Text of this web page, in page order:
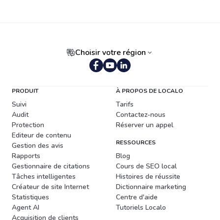
Choisir votre région
PRODUIT
Suivi
Audit
Protection
Editeur de contenu
Gestion des avis
Rapports
Gestionnaire de citations
Tâches intelligentes
Créateur de site Internet
Statistiques
Agent AI
Acquisition de clients
À PROPOS DE LOCALO
Tarifs
Contactez-nous
Réserver un appel
RESSOURCES
Blog
Cours de SEO local
Histoires de réussite
Dictionnaire marketing
Centre d'aide
Tutoriels Localo